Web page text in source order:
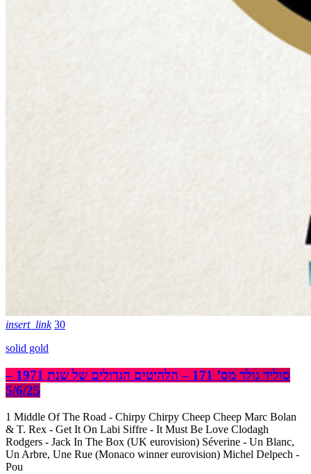
insert_link 30
solid gold
סוליד גולד מס’ 171 – הלהיטים הגדולים של שנת 1971 –
5/6/25
1 Middle Of The Road - Chirpy Chirpy Cheep Cheep Marc Bolan
& T. Rex - Get It On Labi Siffre - It Must Be Love Clodagh
Rodgers - Jack In The Box (UK eurovision) Séverine - Un Blanc,
Un Arbre, Une Rue (Monaco winner eurovision) Michel Delpech -
Pou